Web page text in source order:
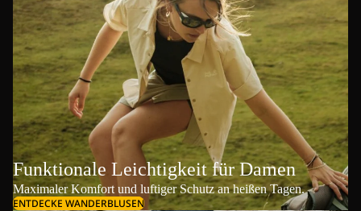
Funktionale Leichtigkeit für Damen
Maximaler Komfort und luftiger Schutz an heißen Tagen.
ENTDECKE WANDERBLUSEN